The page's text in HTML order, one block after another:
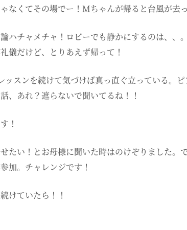
なくてその場でー！ Mちゃんが帰ると台風が去
ハチャメチャ！ロビーでも静かにするのは、、
儀だけど、とりあえず帰って！
ッスンを続けて気づけば真っ直ぐ立っている。
、あれ？遮らないで聞いてるね！！
！
たい！とお母様に聞いた時はのけぞりました。
加。チャレンジです！
けていたら！！